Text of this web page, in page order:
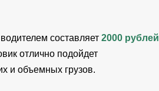
составляет 2000 рублей
отлично подойдет
и объемных грузов.